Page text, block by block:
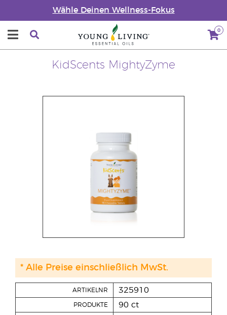
Wähle Deinen Wellness-Fokus
0
KidScents MightyZyme
ARTIKELNR 325910
PRODUKTE 90 ct
* Alle Preise einschließlich MwSt.